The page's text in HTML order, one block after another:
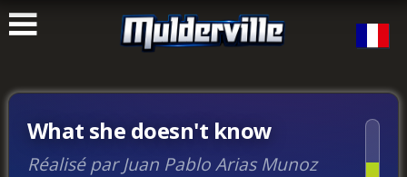
ࠑ
What she doesn't know
Réalisé par Juan Pablo Arias Munoz